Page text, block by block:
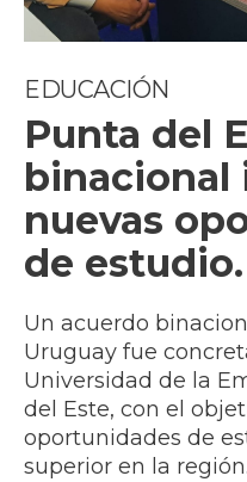
EDUCACIÓN
Punta del
binacional
nuevas
de estudio.
Un acuerdo
Uruguay fue
Universidad de la
del Este, con el
oportunidades de
superior en la región.